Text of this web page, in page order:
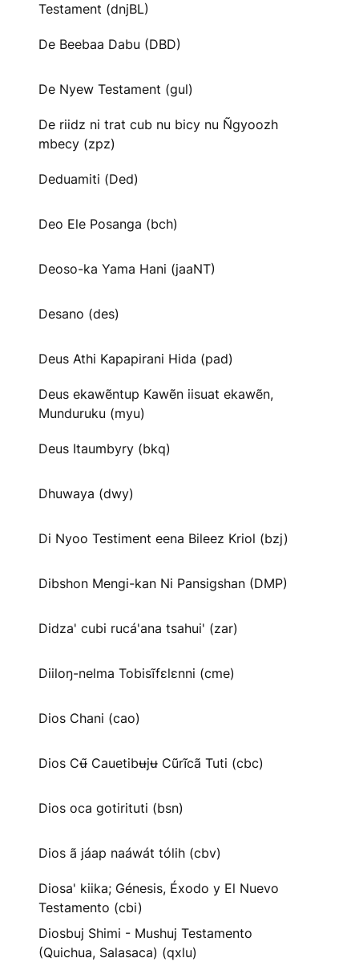
Testament (dnjBL)
De Beebaa Dabu (DBD)
De Nyew Testament (gul)
De riidz ni trat cub nu bicy nu Ñgyoozh
mbecy (zpz)
Deduamiti (Ded)
Deo Ele Posanga (bch)
Deoso-ka Yama Hani (jaaNT)
Desano (des)
Deus Athi Kapapirani Hida (pad)
Deus ekawẽntup Kawẽn iisuat ekawẽn,
Munduruku (myu)
Deus Itaumbyry (bkq)
Dhuwaya (dwy)
Di Nyoo Testiment eena Bileez Kriol (bzj)
Dibshon Mengi-kan Ni Pansigshan (DMP)
Didza' cubi rucá'ana tsahui' (zar)
Diiloŋ-nelma Tobisĩfɛlɛnni (cme)
Dios Chani (cao)
Dios Cʉ̃ Cauetibʉjʉ Cũrĩcã Tuti (cbc)
Dios oca gotirituti (bsn)
Dios ã jáap naáwát tólih (cbv)
Diosa' kiika; Génesis, Éxodo y El Nuevo
Testamento (cbi)
Diosbuj Shimi - Mushuj Testamento
(Quichua, Salasaca) (qxlu)